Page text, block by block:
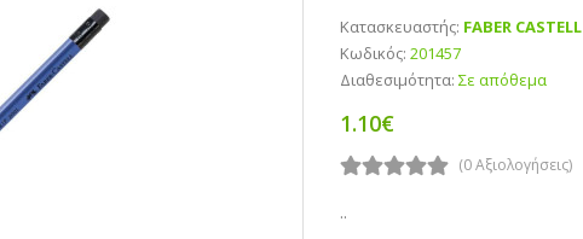
Κατασκευαστής: FABER CASTELL
Κωδικός: 201457
Διαθεσιμότητα: Σε απόθεμα
1.10€
(0 Αξιολογήσεις)
..